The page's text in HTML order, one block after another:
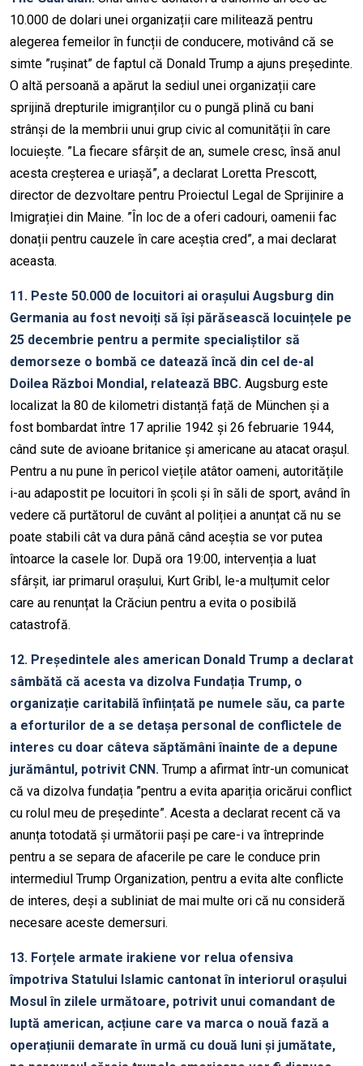
10.000 de dolari unei organizații care militează pentru
alegerea femeilor în funcții de conducere, motivând că se
simte ”rușinat” de faptul că Donald Trump a ajuns președinte.
O altă persoană a apărut la sediul unei organizații care
sprijină drepturile imigranților cu o pungă plină cu bani
strânși de la membrii unui grup civic al comunității în care
locuiește. ”La fiecare sfârșit de an, sumele cresc, însă anul
acesta creșterea e uriașă”, a declarat Loretta Prescott,
director de dezvoltare pentru Proiectul Legal de Sprijinire a
Imigrației din Maine. ”În loc de a oferi cadouri, oamenii fac
donații pentru cauzele în care aceștia cred”, a mai declarat
aceasta.
11. Peste 50.000 de locuitori ai orașului Augsburg din
Germania au fost nevoiți să își părăsească locuințele pe
25 decembrie pentru a permite specialiștilor să
demorseze o bombă ce datează încă din cel de-al
Doilea Război Mondial, relatează BBC. Augsburg este
localizat la 80 de kilometri distanță față de München și a
fost bombardat între 17 aprilie 1942 și 26 februarie 1944,
când sute de avioane britanice și americane au atacat orașul.
Pentru a nu pune în pericol viețile atâtor oameni, autoritățile
i-au adapostit pe locuitori în școli și în săli de sport, având în
vedere că purtătorul de cuvânt al poliției a anunțat că nu se
poate stabili cât va dura până când aceștia se vor putea
întoarce la casele lor. După ora 19:00, intervenția a luat
sfârșit, iar primarul orașului, Kurt Gribl, le-a mulțumit celor
care au renunțat la Crăciun pentru a evita o posibilă
catastrofă.
12. Președintele ales american Donald Trump a declarat
sâmbătă că acesta va dizolva Fundația Trump, o
organizație caritabilă înființată pe numele său, ca parte
a eforturilor de a se detașa personal de conflictele de
interes cu doar câteva săptămâni înainte de a depune
jurământul, potrivit CNN. Trump a afirmat într-un comunicat
că va dizolva fundația ”pentru a evita apariția oricărui conflict
cu rolul meu de președinte”. Acesta a declarat recent că va
anunța totodată și următorii pași pe care-i va întreprinde
pentru a se separa de afacerile pe care le conduce prin
intermediul Trump Organization, pentru a evita alte conflicte
de interes, deși a subliniat de mai multe ori că nu consideră
necesare aceste demersuri.
13. Forțele armate irakiene vor relua ofensiva
împotriva Statului Islamic cantonat în interiorul orașului
Mosul în zilele următoare, potrivit unui comandant de
luptă american, acțiune care va marca o nouă fază a
operațiunii demarate în urmă cu două luni și jumătate,